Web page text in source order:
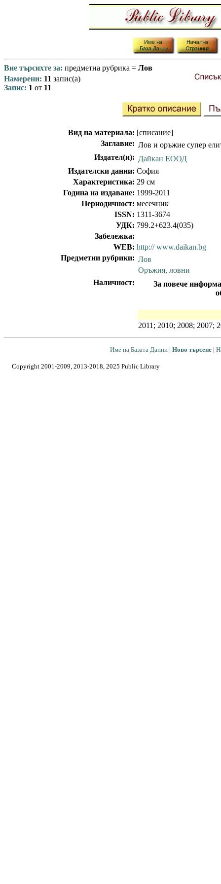
Вие търсихте за: предметна рубрика = Лов
Намерени: 11 запис(а)
Запис: 1 от 11
Вид на материала: [списание]
Заглавие: Лов и оръжие супер
Издател(и): Дайкан ЕООД
Издателски данни: София
Характеристика: 29 см
Година на издаване: 1999-2011
Периодичност: месечник
ISSN: 1311-3674
УДК: 799.2+623.4(035)
Забележка:
WEB: http:// www.daikan.bg
Предметни рубрики: Лов
Оръжия, ловни
Наличност:
За повече
2011; 2010; 2008; 2007;
Име на Базата Данни| Ново търсене|
Copyright 2001-2009, 2013-2018, 2025 Public Library